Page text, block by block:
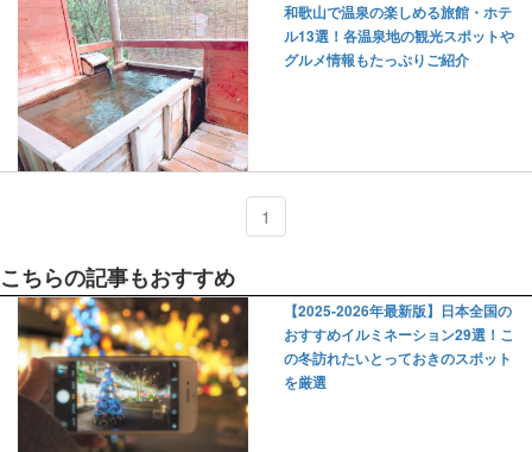
和歌山で温泉の楽しめる旅館・ホテ
ル13選！各温泉地の観光スポットや
グルメ情報もたっぷりご紹介
1
こちらの記事もおすすめ
【2025-2026年最新版】日本全国の
おすすめイルミネーション29選！こ
の冬訪れたいとっておきのスポット
を厳選